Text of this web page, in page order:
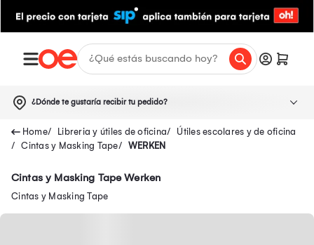
¿Dónde te gustaría recibir tu pedido?
Libreria y útiles de oficina
Útiles escolares y de oficina
Cintas y Masking Tape
WERKEN
Cintas y Masking Tape Werken
Cintas y Masking Tape